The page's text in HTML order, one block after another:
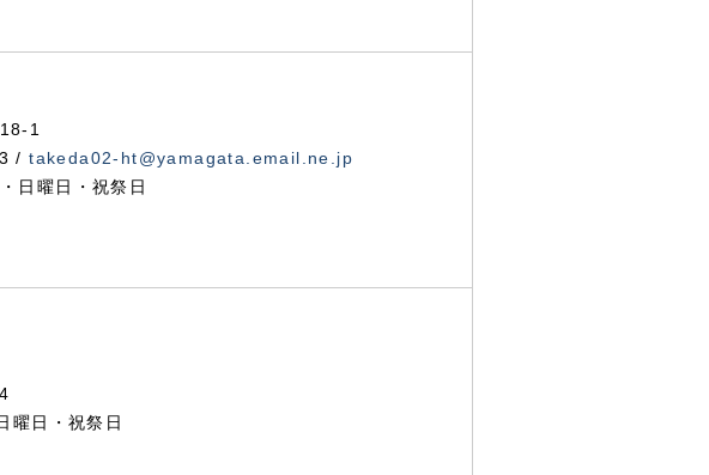
1
/takeda02-ht@yamagata.email.ne.jp
日曜日・祝祭日
曜日・祝祭日